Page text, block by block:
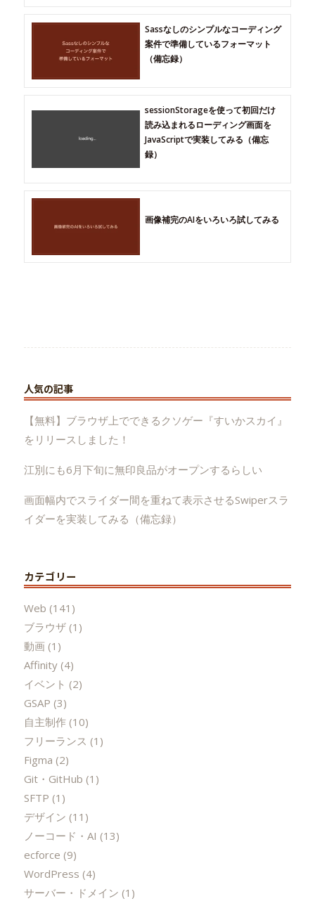
Sassなしのシンプルなコーディング
案件で準備しているフォーマット
（備忘録）
sessionStorageを使って初回だけ
読み込まれるローディング画面を
JavaScriptで実装してみる（備忘
録）
画像補完のAIをいろいろ試してみる
人気の記事
【無料】ブラウザ上でできるクソゲー『すいかスカイ』
をリリースしました！
江別にも6月下旬に無印良品がオープンするらしい
画面幅内でスライダー間を重ねて表示させるSwiperスラ
イダーを実装してみる（備忘録）
カテゴリー
Web (141)
ブラウザ(1)
動画 (1)
Affinity(4)
イベント (2)
GSAP (3)
自主制作(10)
フリーランス (1)
Figma (2)
Git・GitHub (1)
SFTP (1)
デザイン (11)
ノーコード・AI (13)
ecforce (9)
WordPress (4)
サーバー・ドメイン (1)